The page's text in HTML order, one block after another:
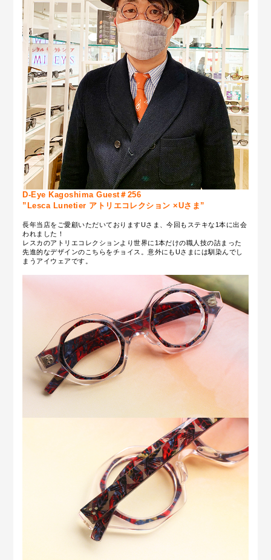
D-Eye Kagoshima Guest＃256
”Lesca Lunetier アトリエコレクション ×Uさま”
長年当店をご愛顧いただいておりますUさま、今回もステキな1本に出会
われました！
レスカのアトリエコレクションより世界に1本だけの職人技の詰まった
先進的なデザインのこちらをチョイス。意外にもUさまには馴染んでし
まうアイウェアです。